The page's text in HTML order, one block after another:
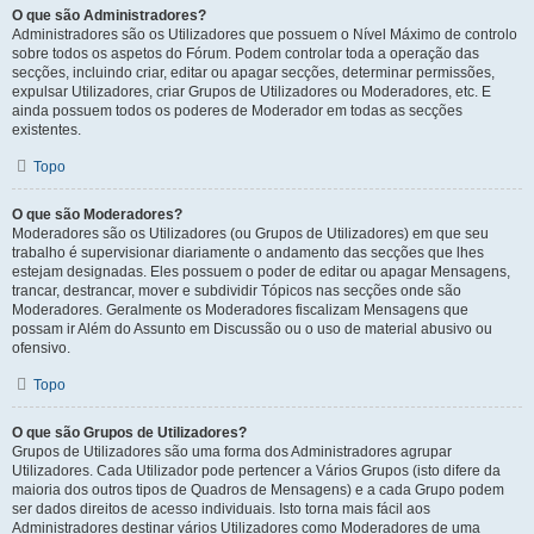
O que são Administradores?
Administradores são os Utilizadores que possuem o Nível Máximo de controlo
sobre todos os aspetos do Fórum. Podem controlar toda a operação das
secções, incluindo criar, editar ou apagar secções, determinar permissões,
expulsar Utilizadores, criar Grupos de Utilizadores ou Moderadores, etc. E
ainda possuem todos os poderes de Moderador em todas as secções
existentes.
Topo
O que são Moderadores?
Moderadores são os Utilizadores (ou Grupos de Utilizadores) em que seu
trabalho é supervisionar diariamente o andamento das secções que lhes
estejam designadas. Eles possuem o poder de editar ou apagar Mensagens,
trancar, destrancar, mover e subdividir Tópicos nas secções onde são
Moderadores. Geralmente os Moderadores fiscalizam Mensagens que
possam ir Além do Assunto em Discussão ou o uso de material abusivo ou
ofensivo.
Topo
O que são Grupos de Utilizadores?
Grupos de Utilizadores são uma forma dos Administradores agrupar
Utilizadores. Cada Utilizador pode pertencer a Vários Grupos (isto difere da
maioria dos outros tipos de Quadros de Mensagens) e a cada Grupo podem
ser dados direitos de acesso individuais. Isto torna mais fácil aos
Administradores destinar vários Utilizadores como Moderadores de uma